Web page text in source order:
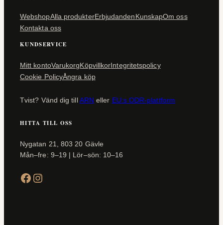
WebshopAlla produkterErbjudandenKunskapOm oss
Kontakta oss
KUNDSERVICE
Mitt kontoVarukorgKöpvillkorIntegritetspolicy
Cookie PolicyÅngra köp
Tvist? Vänd dig tillARN eller EU:s ODR-plattform
HITTA TILL OSS
Nygatan 21, 803 20 Gävle
Mån–fre: 9–19 | Lör–sön: 10–16
Facebook Instagram